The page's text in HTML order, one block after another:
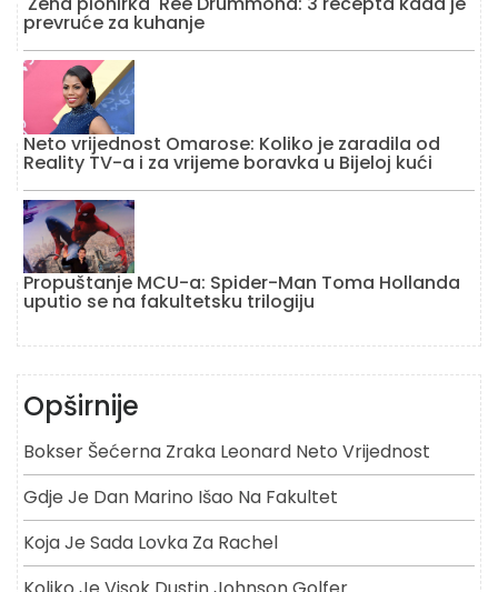
prevruće za kuhanje
Neto vrijednost Omarose: Koliko je zaradila od
Reality TV-a i za vrijeme boravka u Bijeloj kući
Propuštanje MCU-a: Spider-Man Toma Hollanda
uputio se na fakultetsku trilogiju
Opširnije
Bokser Šećerna Zraka Leonard Neto Vrijednost
Gdje Je Dan Marino Išao Na Fakultet
Koja Je Sada Lovka Za Rachel